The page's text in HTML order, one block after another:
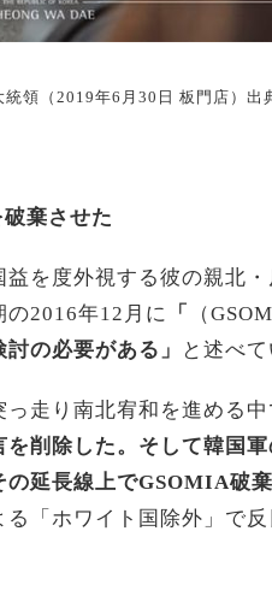
領（2019年6月30日 板門店）出
棄させた
を度外視する彼の親北・
の2016年12月に
「 （
の必要がある」
と述べて
走り南北宥和を進める中
削除した。そして韓国
延長線上でGSOMIA破棄
「ホワイト国除外」で